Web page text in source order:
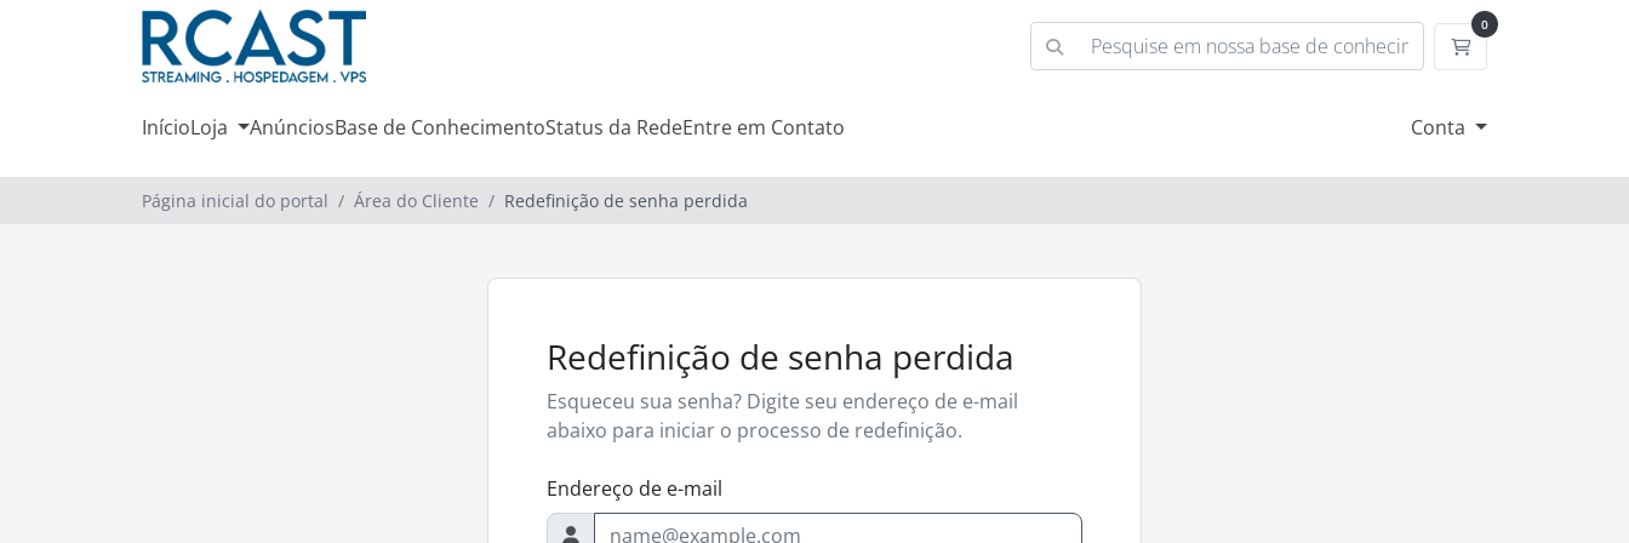
0
Carrinho de
InícioLoja AnúnciosBase de ConhecimentoStatus da RedeEntre em Contato Conta
Página inicial do portal Área do Cliente Redefinição de senha perdida
Redefinição de senha perdida
Esqueceu sua senha? Digite seu endereço de e-mail
abaixo para iniciar o processo de redefinição.
Endereço de e-mail